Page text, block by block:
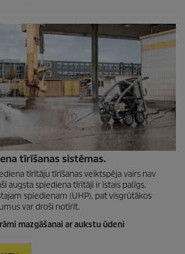
tīrīšanas sistēmas.
tīrītāju tīrīšanas veiktspēja vairs nav
augsta spiediena tīrītāji ir īstais palīgs.
spiedienam (UHP), pat visgrūtākos
var droši notīrīt.
mazgāšanai ar aukstu ūdeni